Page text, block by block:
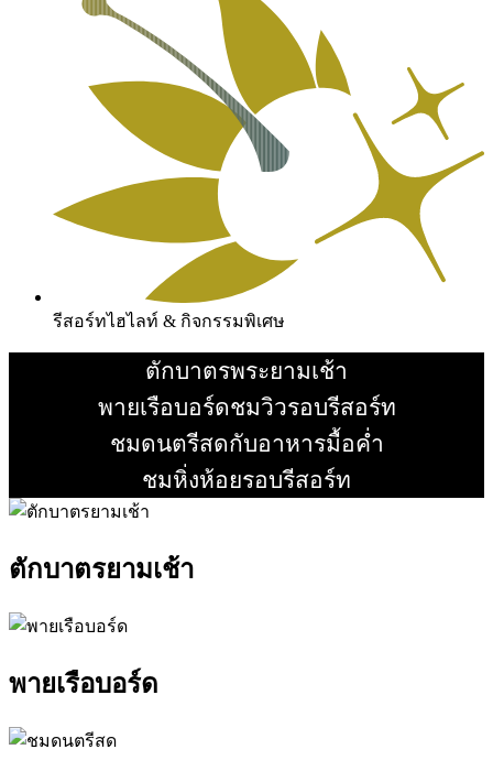
รีสอร์ทไฮไลท์ & กิจกรรมพิเศษ
ตักบาตรพระยามเช้า
อ่านเพิ่ม
พายเรือบอร์ดชมวิวรอบรีสอร์ท
อ่านเพิ่ม
ชมดนตรีสดกับอาหารมื้อค่ำ
อ่านเพิ่ม
ชมหิ่งห้อยรอบรีสอร์ท
ตักบาตรยามเช้า
พายเรือบอร์ด